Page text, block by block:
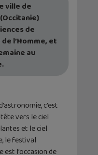
ville de
de
l’Homme, et
au
c’est
vers le ciel
et le ciel
le festival
est l’occasion de